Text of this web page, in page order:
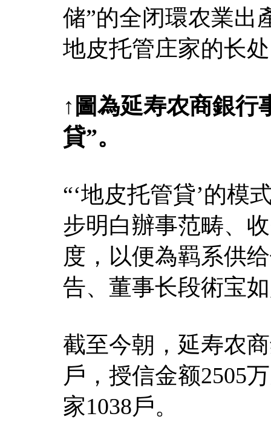
储”的全闭環农業出
地皮托管庄家的长
↑ 圖為延寿农商銀行
貸”。
“‘地皮托管貸’的模
步明白辦事范畴、
度，以便為羁系供
告、董事长段術宝
截至今朝，延寿农
戶，授信金额2505
家1038戶。